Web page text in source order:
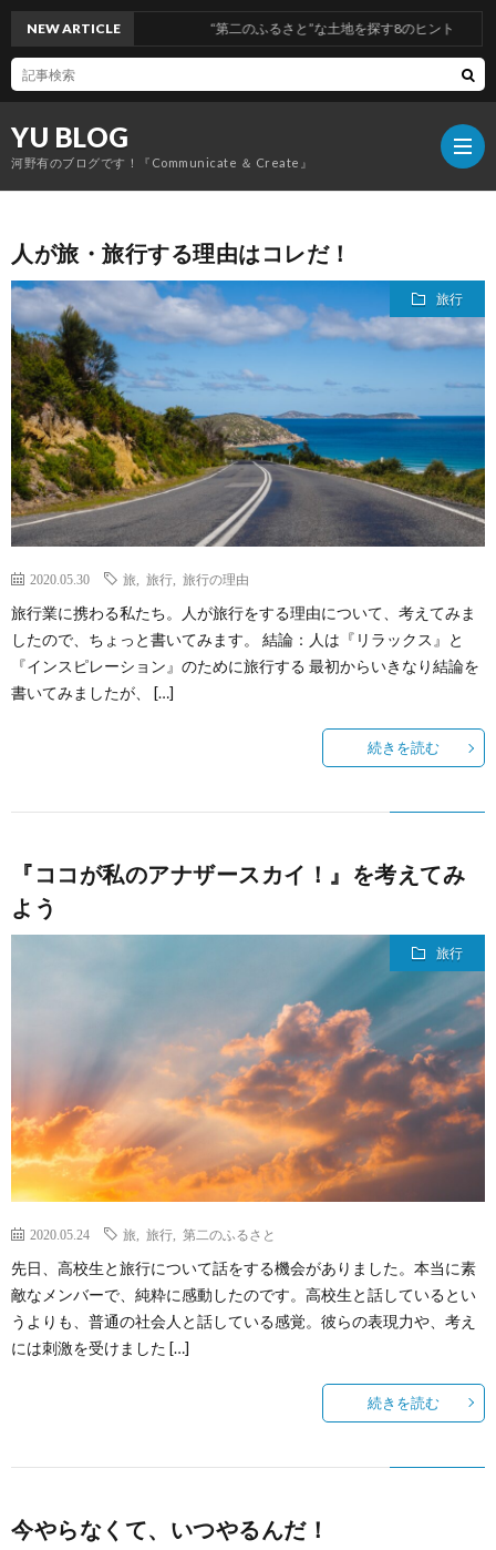
YU BLOG
河野有のブログです！『Communicate ＆ Create』
営
コ
ミ
ニ
ー
ョ
旅
康
所
NEW ARTICLE “第二のふるさと”な土地を探す8のヒント
人が旅・旅行する理由はコレだ！
旅行
2020.05.30 旅 旅行 旅行の理由
旅行業に携わる私たち。人が旅行をする理由について、考えてみま
したので、ちょっと書いてみます。 結論：人は『リラックス』と
『インスピレーション』のために旅行する 最初からいきなり結論を
書いてみましたが、 […]
続きを読む
『ココが私のアナザースカイ！』を考えてみ
よう
旅行
2020.05.24 旅 旅行 第二のふるさと
先日、高校生と旅行について話をする機会がありました。本当に素
敵なメンバーで、純粋に感動したのです。高校生と話しているとい
うよりも、普通の社会人と話している感覚。彼らの表現力や、考え
には刺激を受けました […]
続きを読む
今やらなくて、いつやるんだ！